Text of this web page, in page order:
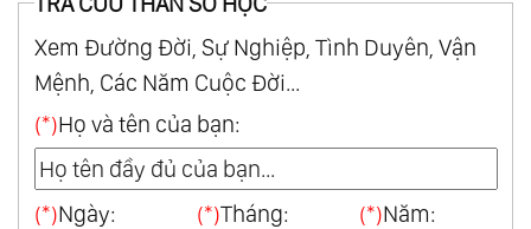
Xem Đường Đời, Sự Nghiệp, Tình Duyên, Vận
Mệnh, Các Năm Cuộc Đời...
(*)Họ và tên của bạn:
(*)Ngày: (*)Tháng: (*)Năm: